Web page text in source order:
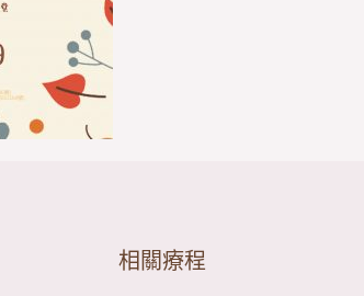
相關療程